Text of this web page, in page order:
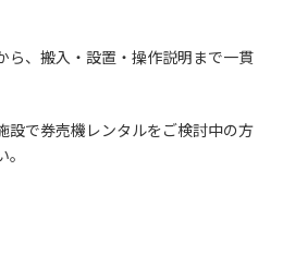
ら、搬入・設置・操作説明まで一貫
設で券売機レンタルをご検討中の方